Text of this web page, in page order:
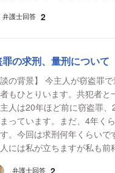
弁護士回答 2
の求刑、量刑について
談の背景】 今主人が窃盗罪で
もひとりいます。共犯者と
人は20年ほど前に窃盗罪
っています。まだ、4年く
。今回は求刑何年くらいですか？ 【質
には私が立ちますが私も前
弁護士回答 2